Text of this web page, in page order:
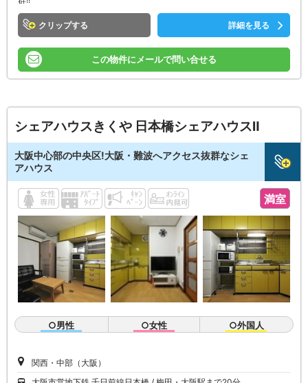
クリップ 詳細を見る
この物件にメールで問い合せる
シェアハウスきくや 日本橋シェアハウスⅡ
大阪中心部の中央区!大阪・難波へアクセス抜群なシェ
アハウス
満室
○男性 ○女性 ○外国人
関西・中部（大阪）